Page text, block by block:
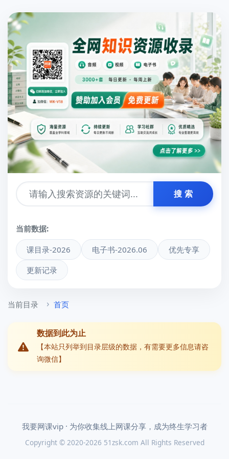
搜 索
当前数据:
课目录-2026 电子书-2026.06
优先专享
更新记录
当前目录 首页
数据到此为止
【本站只列举到目录层级的数据，有需要更多信息请咨
询微信】
我要网课vip · 为你收集线上网课分享，成为终生学习者
Copyright © 2020-2026 51zsk.com All Rights Reserved